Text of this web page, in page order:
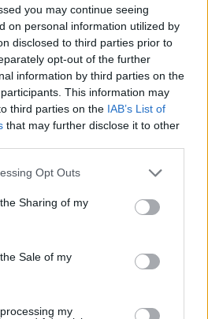
you may continue seeing
on personal information utilized by
disclosed to third parties prior to
opt-out of the further
information by third parties on the
This information may
third parties on the IAB’s List of
that may further disclose it to other
Opt Outs
Sharing of my
Sale of my
my
од воените приказни и да
преку спорт и позитивни
гол на Светското
прогласен за еден од
во историјата на ирачкиот
прославите од Багдад и
вирални. За многу
на американскиот
во елитата.
се на редакцијата